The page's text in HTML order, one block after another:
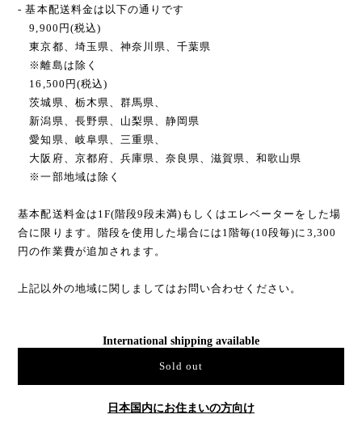
- 基本配送料金は以下の通りです
9,900円(税込)
東京都、埼玉県、神奈川県、千葉県
※離島は除く
16,500円(税込)
茨城県、栃木県、群馬県、
新潟県、長野県、山梨県、静岡県
愛知県、岐阜県、三重県、
大阪府、京都府、兵庫県、奈良県、滋賀県、和歌山県
※一部地域は除く
基本配送料金は1F(階段9段未満)もしくはエレベーターをした場
合に限ります。階段を使用した場合には1階毎(10段毎)に3,300
円の作業費が追加されます。
上記以外の地域に関しましてはお問い合わせください。
International shipping available
Sold out
日本国内にお住まいの方向け